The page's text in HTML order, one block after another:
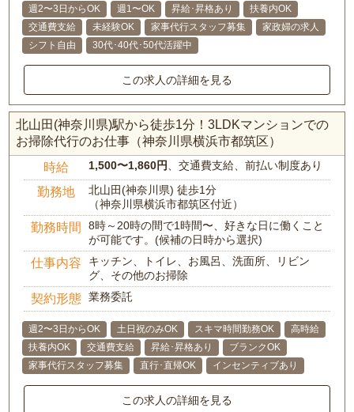
週2〜3日からOK 週1〜OK 昇給･昇格あり
扶養内OK
交通費支給
未経験OK 家事代行スタッフ募集
家政婦の求人
シフト自由
30代･40代･50代活躍中
この求人の詳細を見る
北山田(神奈川県)駅から徒歩1分！3LDKマンションでの
お掃除代行のお仕事（神奈川県横浜市都筑区）
時給 1,500〜1,860円 、交通費支給、前払い制度あり
勤務地
北山田(神奈川県) 徒歩1分
（神奈川県横浜市都筑区付近）
勤務時間
8時～20時の間で1時間〜、好きな日に働くこと
が可能です。(候補の日時から選択)
仕事内容
キッチン、トイレ、お風呂、洗面所、リビン
グ、その他のお掃除
契約形態 業務委託
週2〜3日からOK 土日祝のみOK スキマ時間勤務OK
高時給
扶養内OK
交通費支給 昇給･昇格あり
ブランクOK
家事代行スタッフ募集
直行･直帰OK インセンティブあり
この求人の詳細を見る